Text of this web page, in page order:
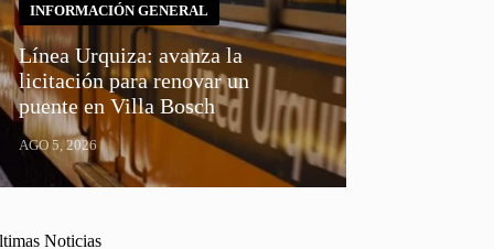
INFORMACIÓN GENERAL
Línea Urquiza: avanza la
licitación para renovar un
puente en Villa Bosch
AGO 5, 2026
Noticias